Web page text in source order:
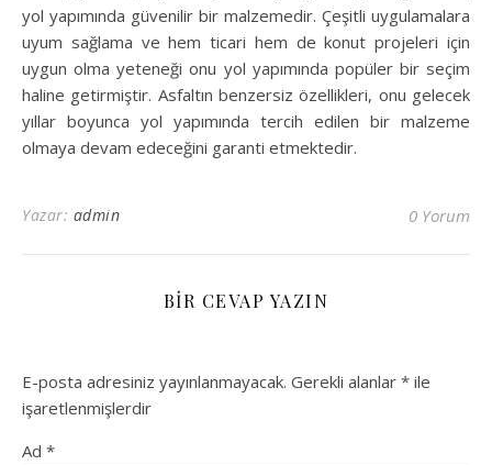
yol yapımında güvenilir bir malzemedir. Çeşitli uygulamalara
uyum sağlama ve hem ticari hem de konut projeleri için
uygun olma yeteneği onu yol yapımında popüler bir seçim
haline getirmiştir. Asfaltın benzersiz özellikleri, onu gelecek
yıllar boyunca yol yapımında tercih edilen bir malzeme
olmaya devam edeceğini garanti etmektedir.
Yazar: admin 0 Yorum
BIR CEVAP YAZIN
E-posta adresiniz yayınlanmayacak. Gerekli alanlar * ile
işaretlenmişlerdir
Ad *